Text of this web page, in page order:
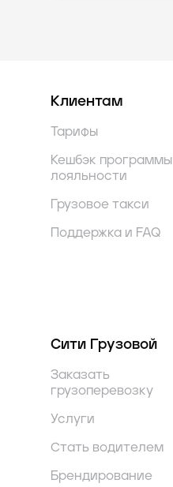
Клиентам
Тарифы
Кешбэк программы
лояльности
Грузовое такси
Поддержка и FAQ
Сити Грузовой
Заказать
грузоперевозку
Услуги
Стать водителем
Брендирование